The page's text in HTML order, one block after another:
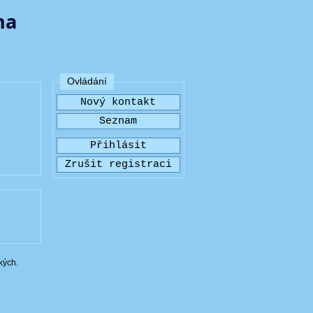
Ovládání